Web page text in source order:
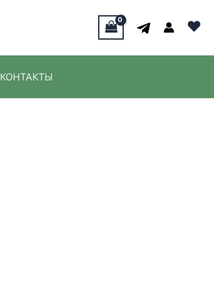
♥
КОНТАКТЫ